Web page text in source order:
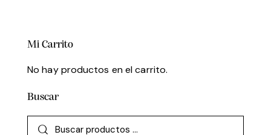
Mi Carrito
No hay productos en el carrito.
Buscar